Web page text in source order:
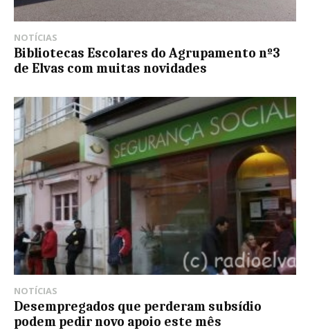
NOTÍCIAS
Bibliotecas Escolares do Agrupamento nº3
de Elvas com muitas novidades
NOTÍCIAS
Desempregados que perderam subsídio
podem pedir novo apoio este mês